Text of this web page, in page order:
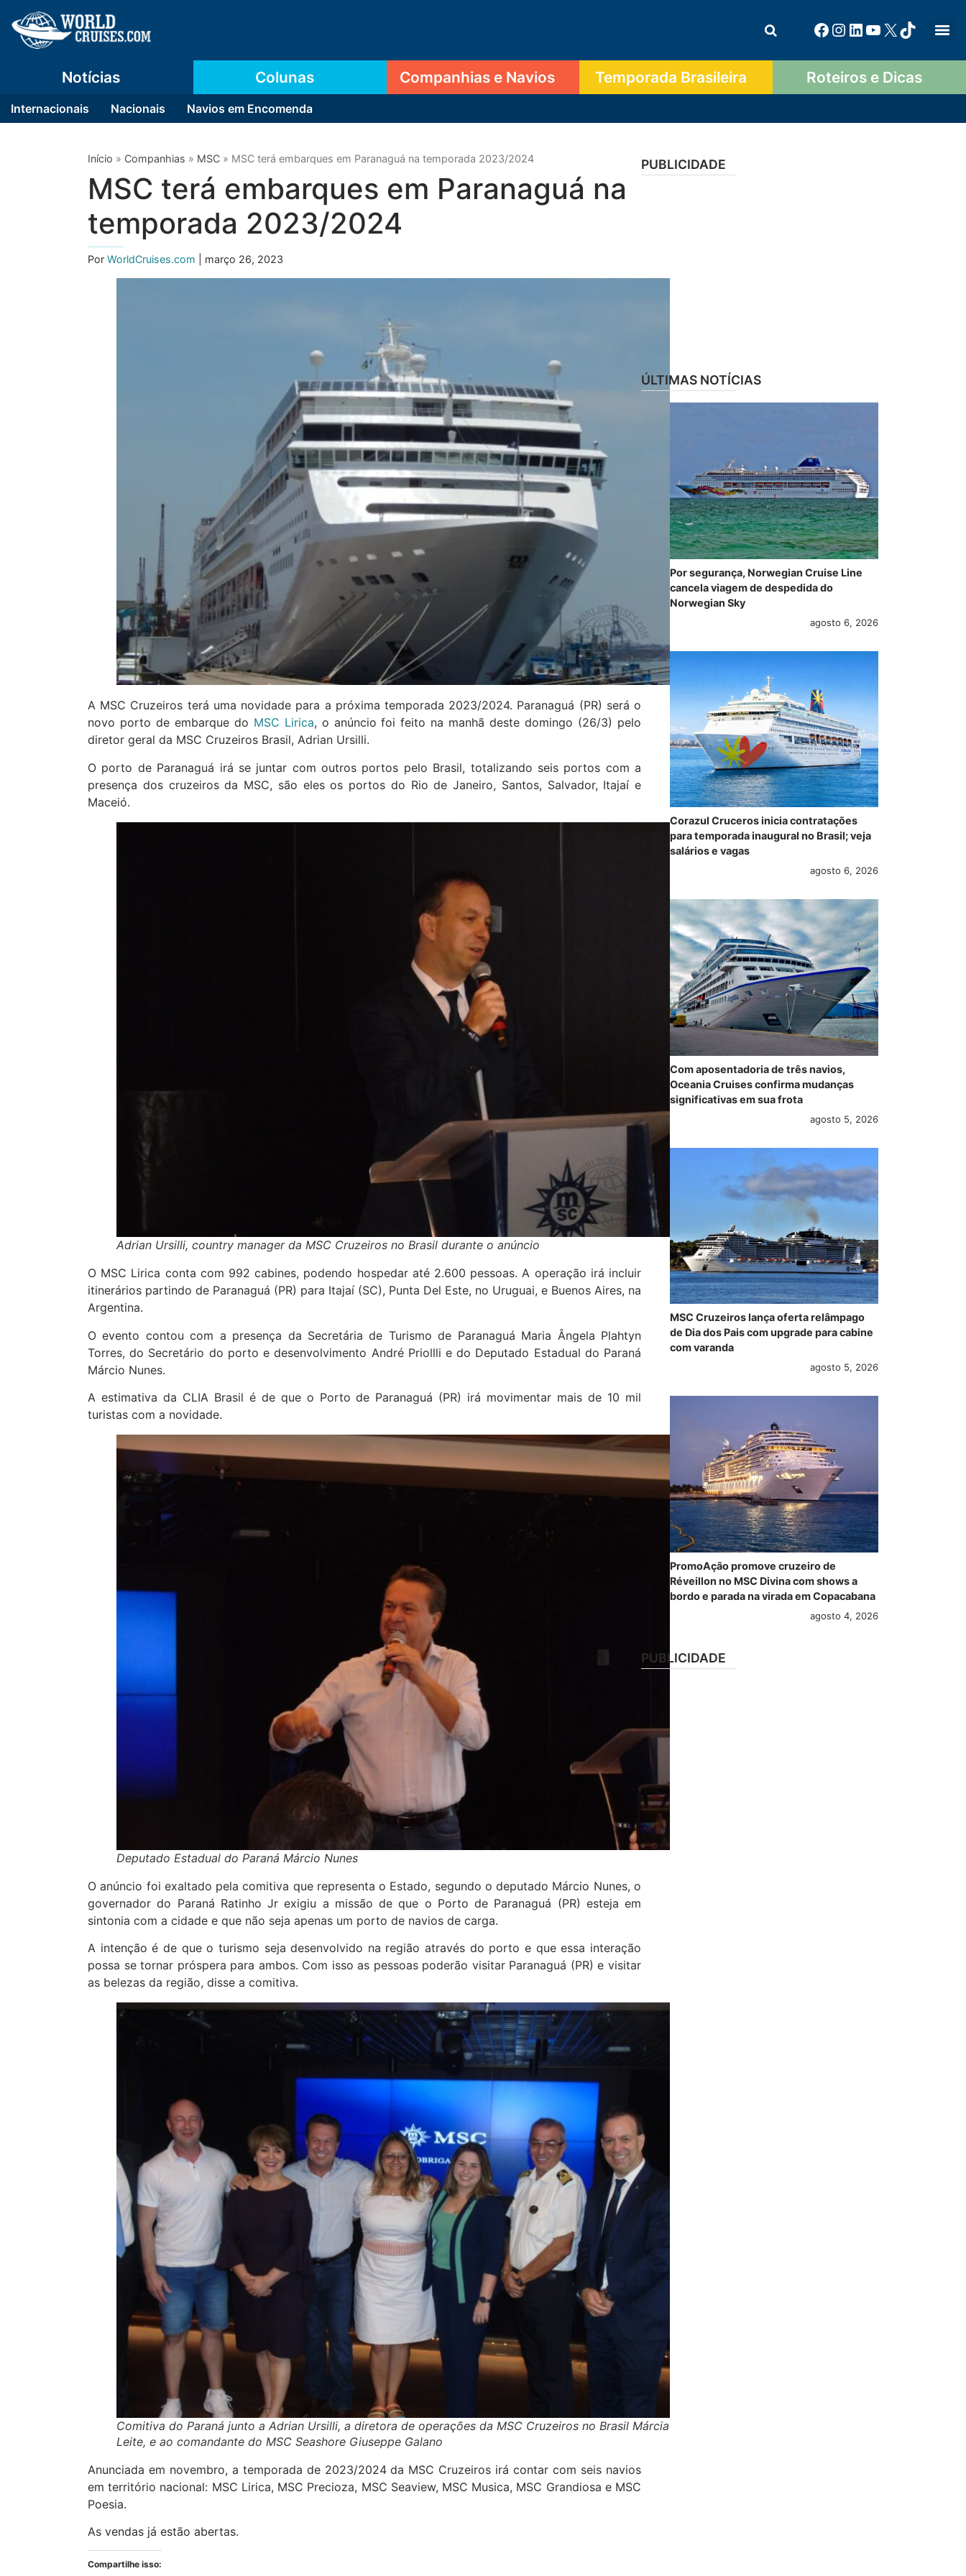
Notícias
Internacionais Nacionais Navios em Encomenda
Colunas Companhias e Navios Temporada Brasileira Roteiros e Dicas
Início » Companhias » MSC » MSC terá embarques em Paranaguá na temporada 2023/2024
MSC terá embarques em Paranaguá na
temporada 2023/2024
Por WorldCruises.com | março 26, 2023
A MSC Cruzeiros terá uma novidade para a próxima temporada 2023/2024. Paranaguá (PR) será o
novo porto de embarque do MSC Lirica, o anúncio foi feito na manhã deste domingo (26/3) pelo
diretor geral da MSC Cruzeiros Brasil, Adrian Ursilli.
O porto de Paranaguá irá se juntar com outros portos pelo Brasil, totalizando seis portos com a
presença dos cruzeiros da MSC, são eles os portos do Rio de Janeiro, Santos, Salvador, Itajaí e
Maceió.
Adrian Ursilli, country manager da MSC Cruzeiros no Brasil durante o anúncio
O MSC Lirica conta com 992 cabines, podendo hospedar até 2.600 pessoas. A operação irá incluir
itinerários partindo de Paranaguá (PR) para Itajaí (SC), Punta Del Este, no Uruguai, e Buenos Aires, na
Argentina.
O evento contou com a presença da Secretária de Turismo de Paranaguá Maria Ângela Plahtyn
Torres, do Secretário do porto e desenvolvimento André Priollli e do Deputado Estadual do Paraná
Márcio Nunes.
A estimativa da CLIA Brasil é de que o Porto de Paranaguá (PR) irá movimentar mais de 10 mil
turistas com a novidade.
Deputado Estadual do Paraná Márcio Nunes
O anúncio foi exaltado pela comitiva que representa o Estado, segundo o deputado Márcio Nunes, o
governador do Paraná Ratinho Jr exigiu a missão de que o Porto de Paranaguá (PR) esteja em
sintonia com a cidade e que não seja apenas um porto de navios de carga.
A intenção é de que o turismo seja desenvolvido na região através do porto e que essa interação
possa se tornar próspera para ambos. Com isso as pessoas poderão visitar Paranaguá (PR) e visitar
as belezas da região, disse a comitiva.
Comitiva do Paraná junto a Adrian Ursilli, a diretora de operações da MSC Cruzeiros no Brasil Márcia
Leite, e ao comandante do MSC Seashore Giuseppe Galano
Anunciada em novembro, a temporada de 2023/2024 da MSC Cruzeiros irá contar com seis navios
em território nacional: MSC Lirica, MSC Precioza, MSC Seaview, MSC Musica, MSC Grandiosa e MSC
Poesia.
As vendas já estão abertas.
Compartilhe isso:
PUBLICIDADE
ÚLTIMAS NOTÍCIAS
Por segurança, Norwegian Cruise Line
cancela viagem de despedida do
Norwegian Sky
agosto 6, 2026
Corazul Cruceros inicia contratações
para temporada inaugural no Brasil; veja
salários e vagas
agosto 6, 2026
Com aposentadoria de três navios,
Oceania Cruises confirma mudanças
significativas em sua frota
agosto 5, 2026
MSC Cruzeiros lança oferta relâmpago
de Dia dos Pais com upgrade para cabine
com varanda
agosto 5, 2026
PromoAção promove cruzeiro de
Réveillon no MSC Divina com shows a
bordo e parada na virada em Copacabana
agosto 4, 2026
PUBLICIDADE